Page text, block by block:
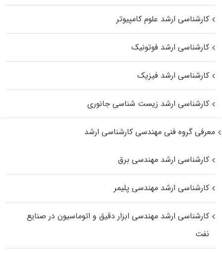
کارشناسی ارشد علوم کامپیوتر
کارشناسی ارشد فوتونیک
کارشناسی ارشد فیزیک
کارشناسی ارشد زیست‌ شناسی جانوری
معرفی گروه فنی مهندسی کارشناسی ارشد
کارشناسی ارشد مهندسی برق
کارشناسی ارشد مهندسی پلیمر
کارشناسی ارشد مهندسی ابزار دقیق و اتوماسیون در صنایع
نفت